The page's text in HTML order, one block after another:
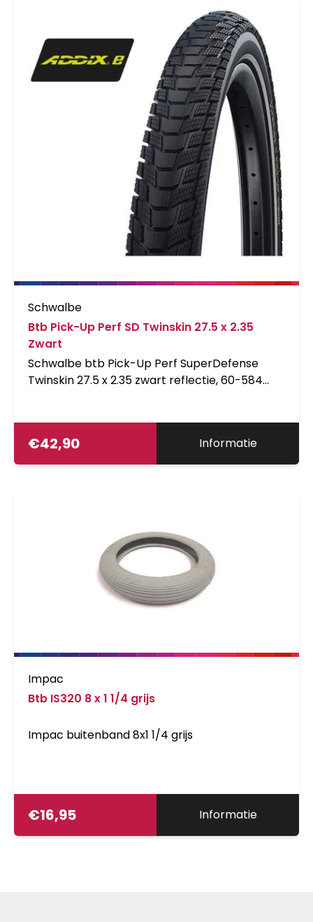
langer voordat er scheurtjes ontstaan. E-Bike
Ready. Alle Marathon modellen zijn geschikt
voor de E-bike (E-25). De Marathon
GreenGuard is geschikt voor E-bikes met een
trapondersteuning tot 25km-u. Voor de
snellere E-bikes, de S-pedelecs, worden
banden geadviseerd welke tot 50 km-u zijn
Schwalbe
Btb Pick-Up Perf SD Twinskin 27.5 x 2.35
Zwart
Schwalbe btb Pick-Up Perf SuperDefense
Twinskin 27.5 x 2.35 zwart reflectie, 60-584
wordt de Schwalbe Pick-Up een echte
pakezel en biedt tegelijkertijd een uitstekende
Met de ECE-R75 certificering is de Schwalbe
Pick Up de optimale keuze voor alle e-cargo
€42,90 Informatie
Impac
Btb IS320 8 x 1 1/4 grijs
Impac buitenband 8x1 1/4 grijs
€16,95 Informatie